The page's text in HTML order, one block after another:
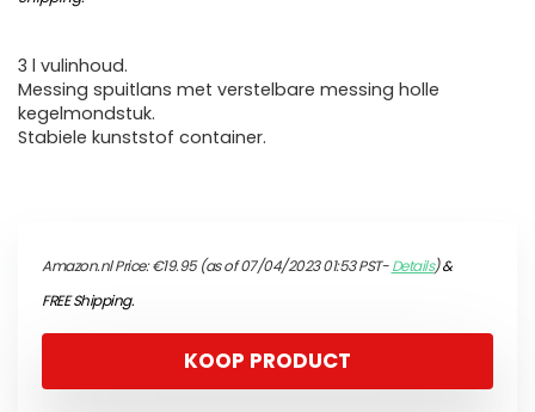
3 l vulinhoud.
Messing spuitlans met verstelbare messing holle
kegelmondstuk.
Stabiele kunststof container.
Amazon.nl Price:€19.95(as of 07/04/2023 01:53 PST-Details)&
FREE Shipping.
KOOP PRODUCT